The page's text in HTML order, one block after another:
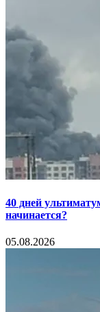
40 дней
начинается?
05.08.2026